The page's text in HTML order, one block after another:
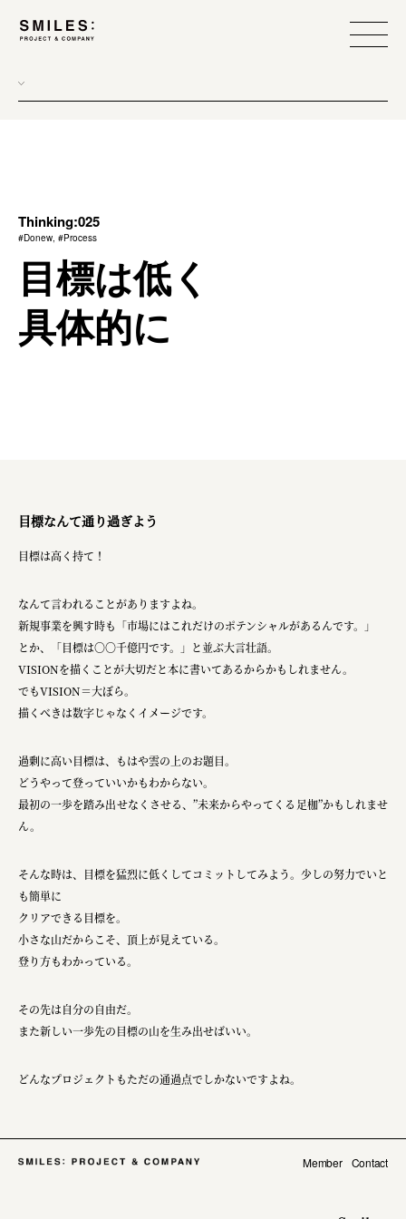
scope
process
team management
method
Thinking:025
#Donew, #Process
目標は低く
具体的に
目標なんて通り過ぎよう
目標は高く持て！
なんて言われることがありますよね。
新規事業を興す時も「市場にはこれだけのポテンシャルがあるんです。」
とか、「目標は〇〇千億円です。」と並ぶ大言壮語。
VISIONを描くことが大切だと本に書いてあるからかもしれません。
でもVISION＝大ぼら。
描くべきは数字じゃなくイメージです。
過剰に高い目標は、もはや雲の上のお題目。
どうやって登っていいかもわからない。
最初の一歩を踏み出せなくさせる、”未来からやってくる足枷”かもしれませ
ん。
そんな時は、目標を猛烈に低くしてコミットしてみよう。少しの努力でいと
も簡単に
クリアできる目標を。
小さな山だからこそ、頂上が見えている。
登り方もわかっている。
その先は自分の自由だ。
また新しい一歩先の目標の山を生み出せばいい。
どんなプロジェクトもただの通過点でしかないですよね。
Member Contact